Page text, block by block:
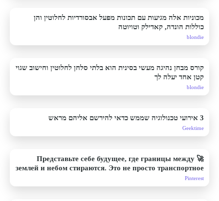
מכוניות אלה מגיעות עם תכונות מפעל אבסורדיות לחלוטין והן
כוללות הונדה, קאדילק וטויוטה
blondie
קורס מבחן נהיגה מעשי בסינית הוא בלתי סלחן לחלוטין וחישוב שגוי
קטן אחד יעלה לך
blondie
3 אירועי טכנולוגיה שממש כדאי להירשם אליהם מראש
Geektime
🚀 Представьте себе будущее, где границы между
землей и небом стираются. Это не просто транспортное
средство, это воплощение мечты о свободе
передвижения. "Левитация будущего" - концепт,
Pinterest